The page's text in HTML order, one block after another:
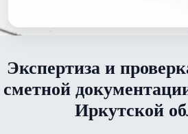
Экспертиза и
сметной
Иркутской